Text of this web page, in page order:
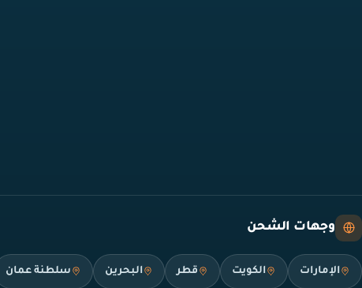
وجهات الشحن
الإمارات الكويت قطر البحرين سلطنة عمان